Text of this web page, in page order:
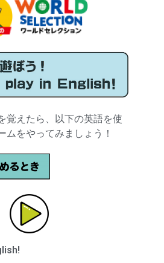
覚えたら、以下の英語を使
ムをやってみましょう！